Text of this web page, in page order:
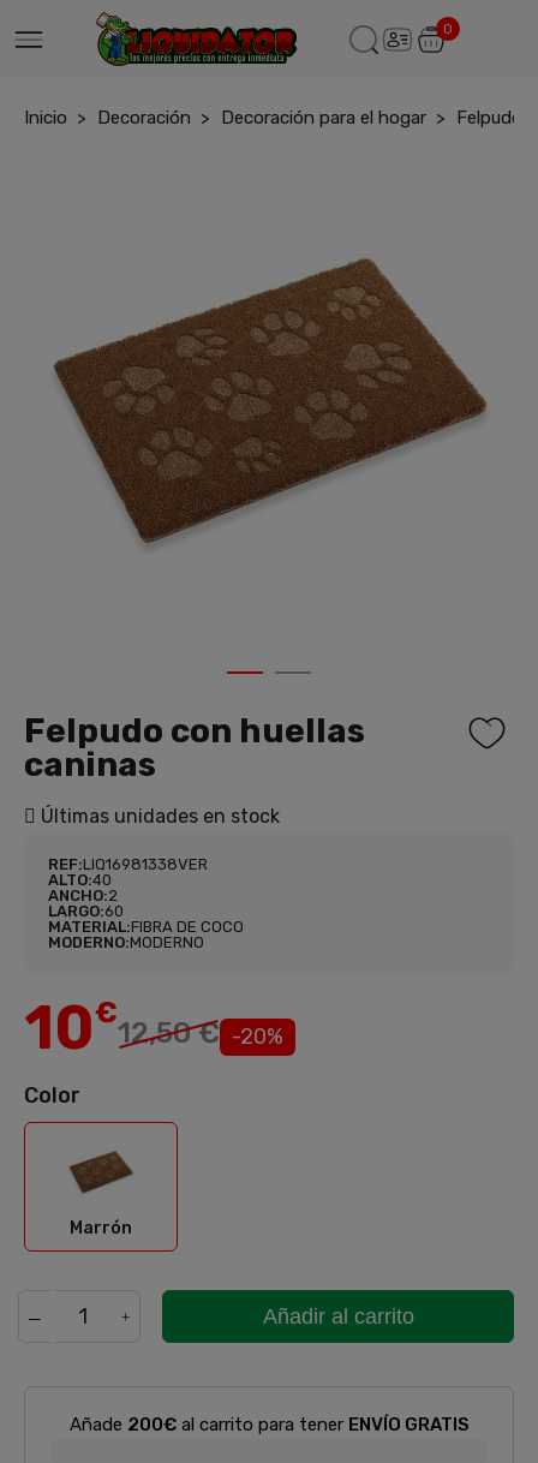
0
Inicio Decoración Decoración para el hogar Felpudo
Felpudo con huellas
caninas
Últimas unidades en stock
REF:LIQ16981338VER
ALTO:40
ANCHO:2
LARGO:60
MATERIAL:FIBRA DE COCO
MODERNO:MODERNO
10€
12,50 € -20%
Color
Marrón
Marrón
Añadir al carrito
Añade 200€al carrito para tener ENVÍO GRATIS